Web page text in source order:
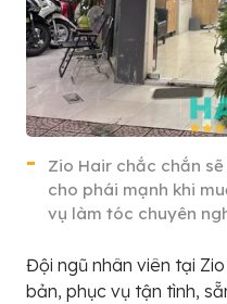
Zio Hair chắc chắn
cho phái mạnh khi
vụ làm tóc chuyên
Đội ngũ nhân viên tại
bản, phục vụ tận tình,